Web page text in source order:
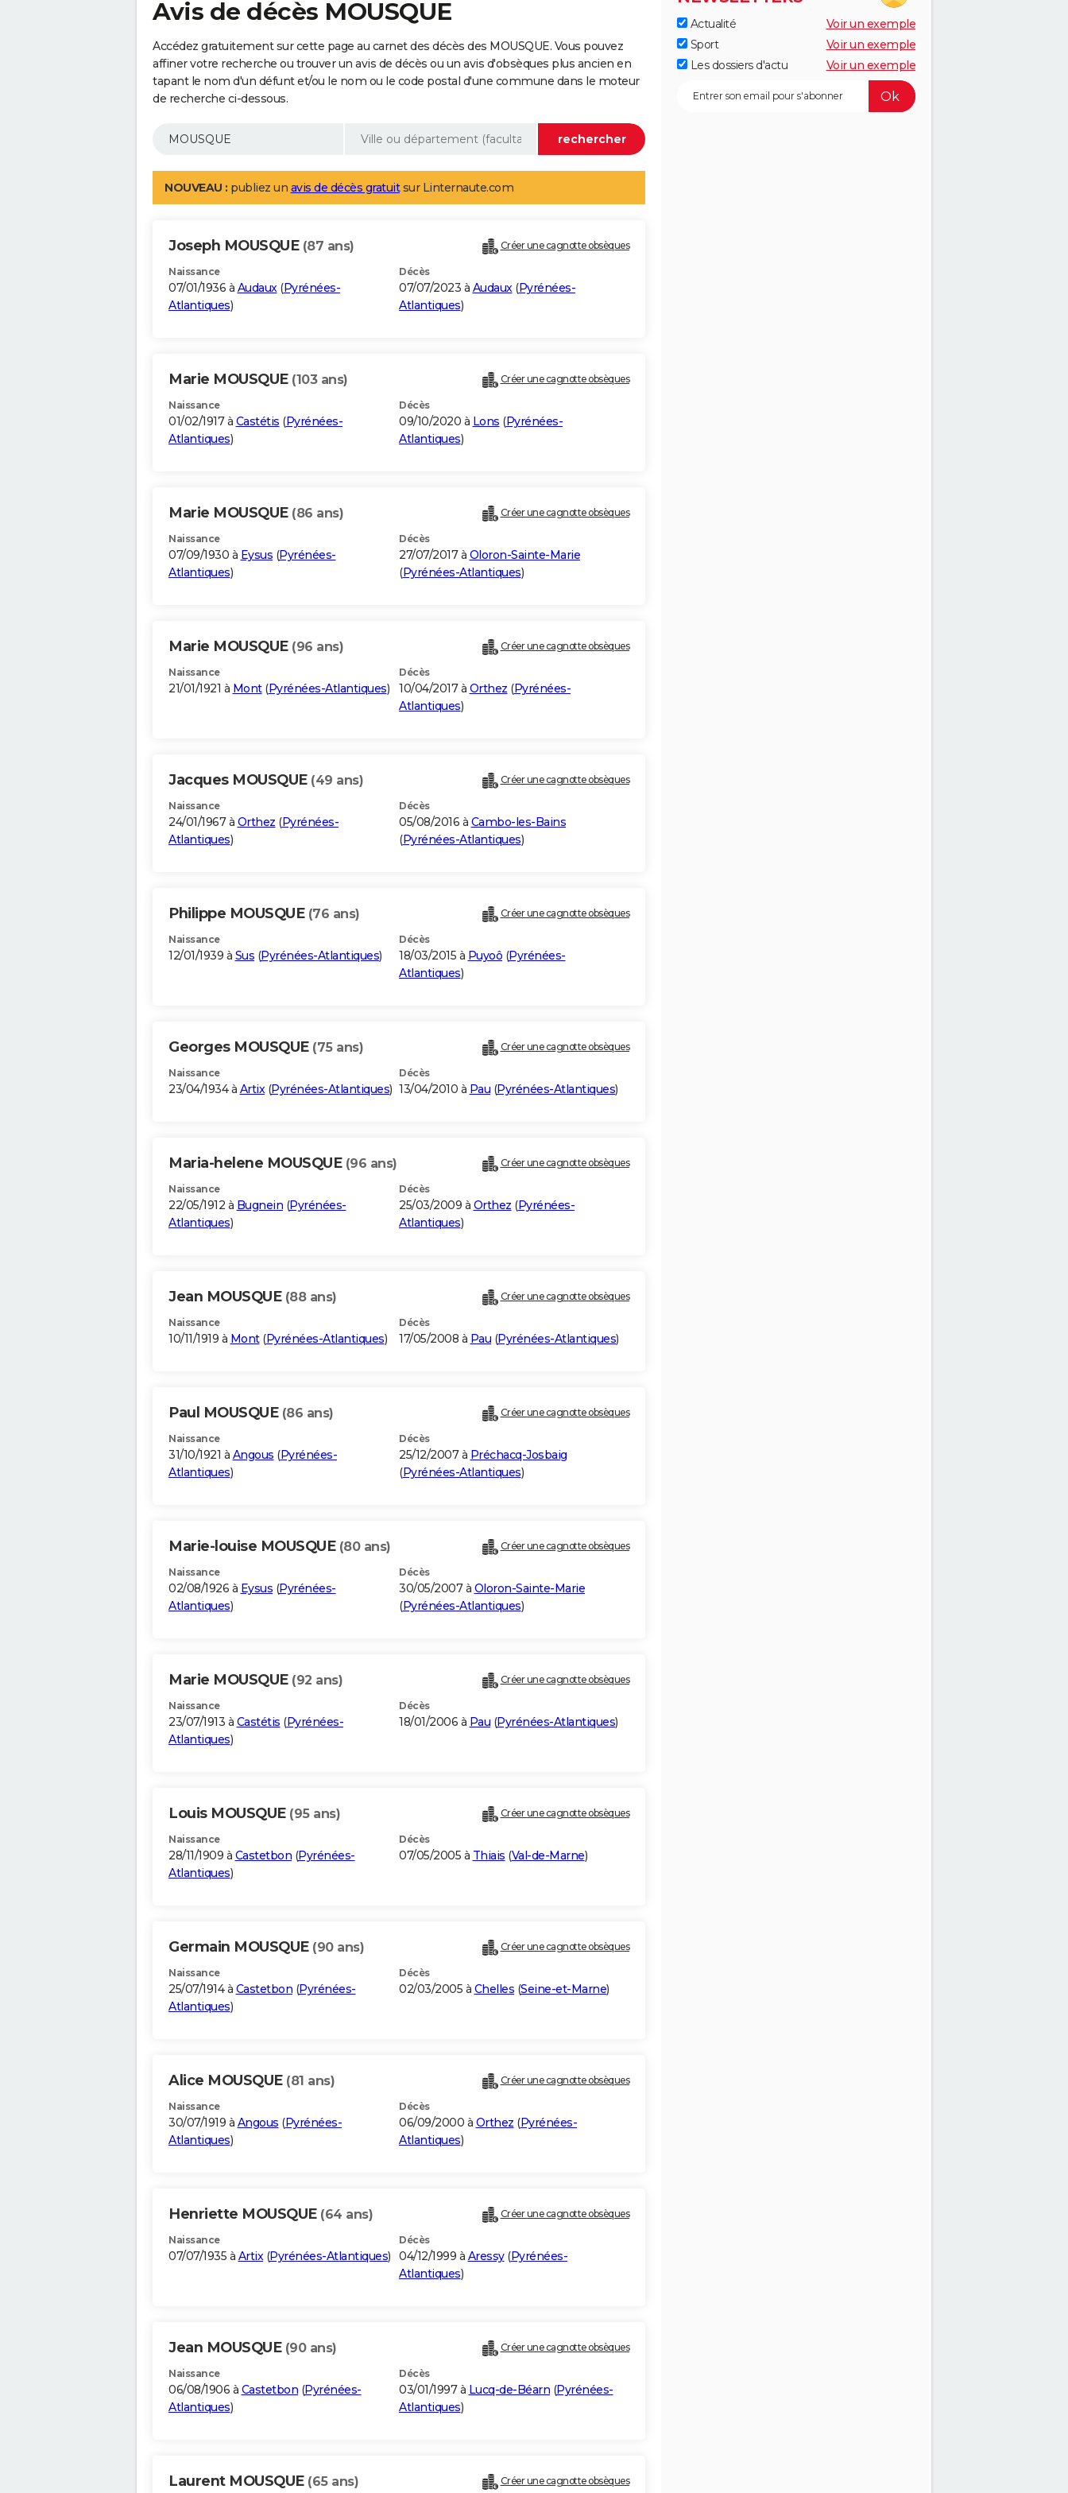
Avis de décès MOUSQUE
Accédez gratuitement sur cette page au carnet des décès des MOUSQUE. Vous pouvez
affiner votre recherche ou trouver un avis de décès ou un avis d'obsèques plus ancien en
tapant le nom d'un défunt et/ou le nom ou le code postal d'une commune dans le moteur
de recherche ci-dessous.
NOUVEAU : publiez un avis de décès gratuitsur Linternaute.com
Joseph MOUSQUE (87 ans) Créer une cagnotte obsèques
Naissance
07/01/1936 à Audaux(Pyrénées-
Atlantiques)
Décès
07/07/2023 à Audaux(Pyrénées-
Atlantiques)
Marie MOUSQUE (103 ans) Créer une cagnotte obsèques
Naissance
01/02/1917 à Castétis (Pyrénées-
Atlantiques)
Décès
09/10/2020 à Lons (Pyrénées-
Atlantiques)
Marie MOUSQUE (86 ans) Créer une cagnotte obsèques
Naissance
07/09/1930 à Eysus (Pyrénées-
Atlantiques)
Décès
27/07/2017 à Oloron-Sainte-Marie
(Pyrénées-Atlantiques)
Marie MOUSQUE (96 ans) Créer une cagnotte obsèques
Naissance
21/01/1921 à Mont(Pyrénées-Atlantiques)
Décès
10/04/2017 à Orthez (Pyrénées-
Atlantiques)
Jacques MOUSQUE (49 ans) Créer une cagnotte obsèques
Naissance
24/01/1967 à Orthez (Pyrénées-
Atlantiques)
Décès
05/08/2016 à Cambo-les-Bains
(Pyrénées-Atlantiques)
Philippe MOUSQUE (76 ans) Créer une cagnotte obsèques
Naissance
12/01/1939 à Sus (Pyrénées-Atlantiques)
Décès
18/03/2015 à Puyoô (Pyrénées-
Atlantiques)
Georges MOUSQUE (75 ans) Créer une cagnotte obsèques
Naissance
23/04/1934 à Artix(Pyrénées-Atlantiques)
Décès
13/04/2010 à Pau (Pyrénées-Atlantiques)
Maria-helene MOUSQUE (96 ans) Créer une cagnotte obsèques
Naissance
22/05/1912 à Bugnein (Pyrénées-
Atlantiques)
Décès
25/03/2009 à Orthez (Pyrénées-
Atlantiques)
Jean MOUSQUE (88 ans) Créer une cagnotte obsèques
Naissance
10/11/1919 à Mont(Pyrénées-Atlantiques)
Décès
17/05/2008 à Pau (Pyrénées-Atlantiques)
Paul MOUSQUE (86 ans) Créer une cagnotte obsèques
Naissance
31/10/1921 à Angous (Pyrénées-
Atlantiques)
Décès
25/12/2007 à Préchacq-Josbaig
(Pyrénées-Atlantiques)
Marie-louise MOUSQUE (80 ans) Créer une cagnotte obsèques
Naissance
02/08/1926 à Eysus (Pyrénées-
Atlantiques)
Décès
30/05/2007 à Oloron-Sainte-Marie
(Pyrénées-Atlantiques)
Marie MOUSQUE (92 ans) Créer une cagnotte obsèques
Naissance
23/07/1913 à Castétis (Pyrénées-
Atlantiques)
Décès
18/01/2006 à Pau (Pyrénées-Atlantiques)
Louis MOUSQUE (95 ans) Créer une cagnotte obsèques
Naissance
28/11/1909 à Castetbon (Pyrénées-
Atlantiques)
Décès
07/05/2005 à Thiais (Val-de-Marne)
Germain MOUSQUE (90 ans) Créer une cagnotte obsèques
Naissance
25/07/1914 à Castetbon (Pyrénées-
Atlantiques)
Décès
02/03/2005 à Chelles (Seine-et-Marne)
Alice MOUSQUE (81 ans) Créer une cagnotte obsèques
Naissance
30/07/1919 à Angous (Pyrénées-
Atlantiques)
Décès
06/09/2000 à Orthez (Pyrénées-
Atlantiques)
Henriette MOUSQUE (64 ans) Créer une cagnotte obsèques
Naissance
07/07/1935 à Artix(Pyrénées-Atlantiques)
Décès
04/12/1999 à Aressy(Pyrénées-
Atlantiques)
Jean MOUSQUE (90 ans) Créer une cagnotte obsèques
Naissance
06/08/1906 à Castetbon (Pyrénées-
Atlantiques)
Décès
03/01/1997 à Lucq-de-Béarn (Pyrénées-
Atlantiques)
Laurent MOUSQUE (65 ans) Créer une cagnotte obsèques
Actualité
Voir un exemple
Sport
Voir un exemple
Les dossiers d'actu
Voir un exemple